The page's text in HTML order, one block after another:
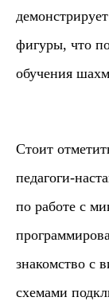
фигуры, что
обучения
Стоит
педагоги-
по работе с
знакомство с
схемами
Свердловской
По